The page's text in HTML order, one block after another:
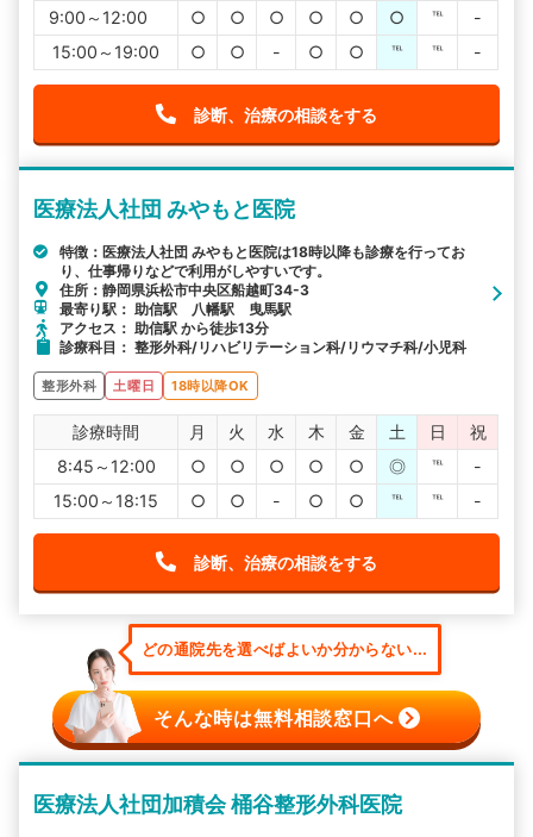
9:00～12:00
○ ○ ○ ○ ○ ○ ℡
-
15:00～19:00
○ ○ - ○ ○ ℡ ℡ -
診断、治療の相談をする
医療法人社団 みやもと医院
特徴：医療法人社団 みやもと医院は18時以降も診療を行ってお
り、仕事帰りなどで利用がしやすいです。
住所：静岡県浜松市中央区船越町34-3
最寄り駅： 助信駅 八幡駅 曳馬駅
アクセス： 助信駅 から徒歩13分
診療科目： 整形外科/リハビリテーション科/リウマチ科/小児科
整形外科 土曜日 18時以降OK
診療時間 月 火 水 木 金 土 日
祝
8:45～12:00
○ ○ ○ ○ ○ ◎ ℡
-
15:00～18:15
○ ○ - ○ ○ ℡ ℡ -
診断、治療の相談をする
どの通院先を選べばよいか分からない...
そんな時は無料相談窓口へ
医療法人社団加積会 桶谷整形外科医院